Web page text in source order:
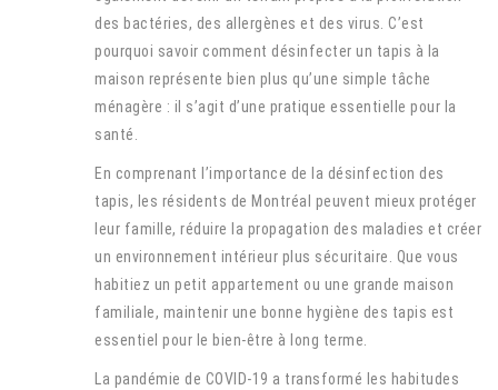
des bactéries, des allergènes et des virus. C’est
pourquoi savoir comment désinfecter un tapis à la
maison représente bien plus qu’une simple tâche
ménagère : il s’agit d’une pratique essentielle pour la
santé.
En comprenant l’importance de la désinfection des
tapis, les résidents de Montréal peuvent mieux protéger
leur famille, réduire la propagation des maladies et créer
un environnement intérieur plus sécuritaire. Que vous
habitiez un petit appartement ou une grande maison
familiale, maintenir une bonne hygiène des tapis est
essentiel pour le bien-être à long terme.
La pandémie de COVID-19 a transformé les habitudes